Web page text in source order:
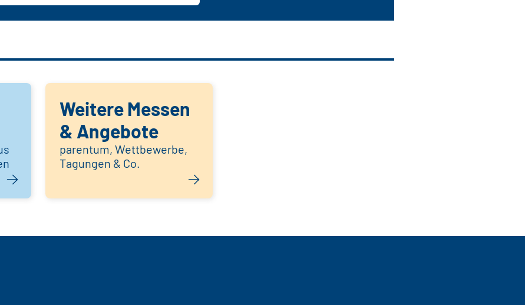
Weitere Messen
& Angebote
parentum, Wettbewerbe,
Tagungen & Co.